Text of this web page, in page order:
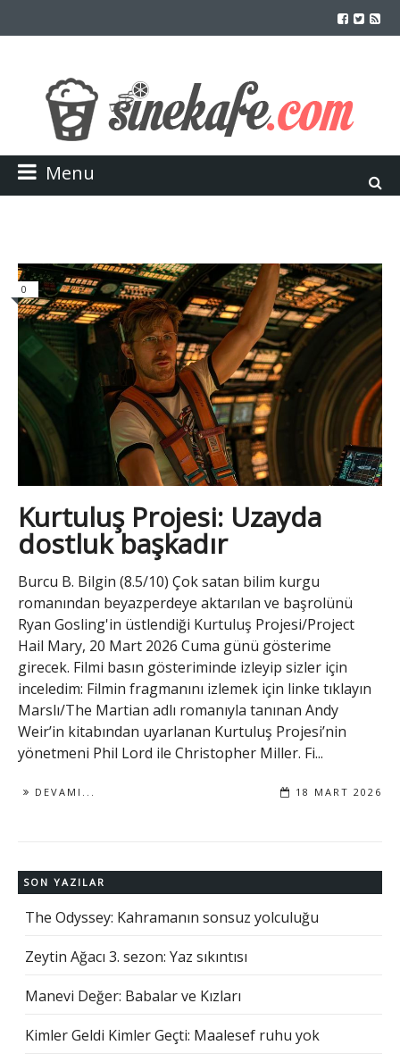
Menu
0
Kurtuluş Projesi: Uzayda
dostluk başkadır
Burcu B. Bilgin (8.5/10) Çok satan bilim kurgu
romanından beyazperdeye aktarılan ve başrolünü
Ryan Gosling'in üstlendiği Kurtuluş Projesi/Project
Hail Mary, 20 Mart 2026 Cuma günü gösterime
girecek. Filmi basın gösteriminde izleyip sizler için
inceledim: Filmin fragmanını izlemek için linke tıklayın
Marslı/The Martian adlı romanıyla tanınan Andy
Weir’in kitabından uyarlanan Kurtuluş Projesi’nin
yönetmeni Phil Lord ile Christopher Miller. Fi...
DEVAMI... 18 MART 2026
SON YAZILAR
The Odyssey: Kahramanın sonsuz yolculuğu
Zeytin Ağacı 3. sezon: Yaz sıkıntısı
Manevi Değer: Babalar ve Kızları
Kimler Geldi Kimler Geçti: Maalesef ruhu yok